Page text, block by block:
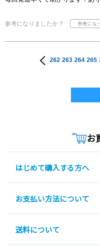
参考になりましたか？
262 263 264 265
お
はじめて購入する方へ
お支払い方法について
送料について